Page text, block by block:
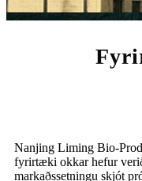
Nanjing Liming Bio-
fyrirtæki okkar hefur
markaðssetningu skjót